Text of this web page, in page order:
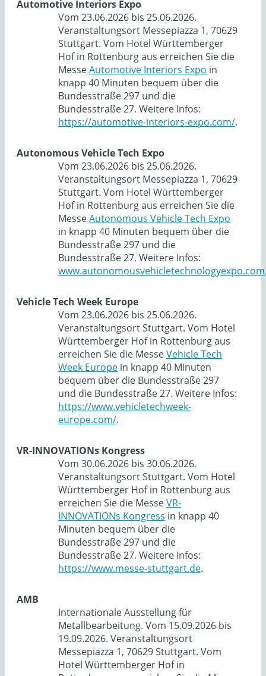
Automotive Interiors Expo
Vom 23.06.2026 bis 25.06.2026.
Veranstaltungsort Messepiazza 1, 70629
Stuttgart. Vom Hotel Württemberger
Hof in Rottenburg aus erreichen Sie die
MesseAutomotive Interiors Expo in
knapp 40 Minuten bequem über die
Bundesstraße 297 und die
Bundesstraße 27. Weitere Infos:
https://automotive-interiors-expo.com/.
Autonomous Vehicle Tech Expo
Vom 23.06.2026 bis 25.06.2026.
Veranstaltungsort Messepiazza 1, 70629
Stuttgart. Vom Hotel Württemberger
Hof in Rottenburg aus erreichen Sie die
MesseAutonomous Vehicle Tech Expo
in knapp 40 Minuten bequem über die
Bundesstraße 297 und die
Bundesstraße 27. Weitere Infos:
www.autonomousvehicletechnologyexpo.com
Vehicle Tech Week Europe
Vom 23.06.2026 bis 25.06.2026.
Veranstaltungsort Stuttgart. Vom Hotel
Württemberger Hof in Rottenburg aus
erreichen Sie die MesseVehicle Tech
Week Europe in knapp 40 Minuten
bequem über die Bundesstraße 297
und die Bundesstraße 27. Weitere Infos:
https://www.vehicletechweek-
europe.com/.
VR-INNOVATIONs Kongress
Vom 30.06.2026 bis 30.06.2026.
Veranstaltungsort Stuttgart. Vom Hotel
Württemberger Hof in Rottenburg aus
erreichen Sie die MesseVR-
INNOVATIONs Kongress in knapp 40
Minuten bequem über die
Bundesstraße 297 und die
Bundesstraße 27. Weitere Infos:
https://www.messe-stuttgart.de.
AMB
Internationale Ausstellung für
Metallbearbeitung. Vom 15.09.2026 bis
19.09.2026. Veranstaltungsort
Messepiazza 1, 70629 Stuttgart. Vom
Hotel Württemberger Hof in